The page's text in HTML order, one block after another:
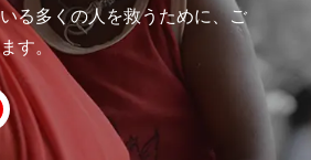
る多くの人を救うために、ご
す。